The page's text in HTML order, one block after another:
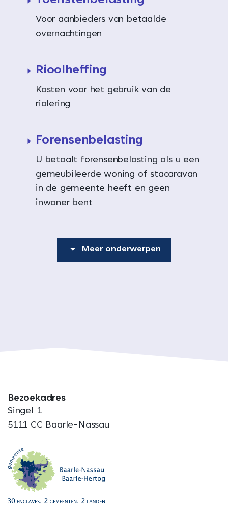
Voor aanbieders van betaalde
overnachtingen
Rioolheffing
Kosten voor het gebruik van de
riolering
Forensenbelasting
U betaalt forensenbelasting als u een
gemeubileerde woning of stacaravan
in de gemeente heeft en geen
inwoner bent
Meer onderwerpen
Bezoekadres
Singel 1
5111 CC Baarle-Nassau